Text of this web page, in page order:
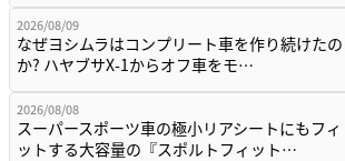
2026/08/09
なぜヨシムラはコンプリート車を作り続けたの
か? ハヤブサX-1からオフ車をモ…
2026/08/08
スーパースポーツ車の極小リアシートにもフィ
ットする大容量の『スポルトフィット…